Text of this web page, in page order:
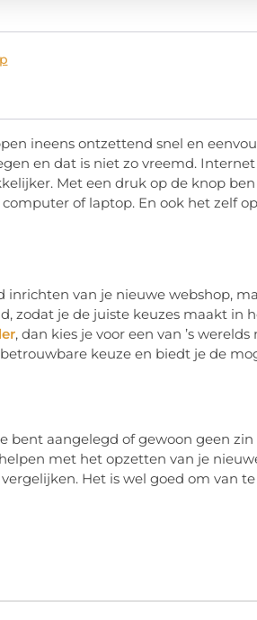
ineens ontzettend snel en
en dat is niet zo vreemd.
Met een druk op de knop
of laptop. En ook het zelf
van je nieuwe webshop,
zodat je de juiste keuzes maakt in
, dan kies je voor een van ’s werelds
keuze en biedt je de
bent aangelegd of gewoon geen
met het opzetten van je
Het is wel goed om van